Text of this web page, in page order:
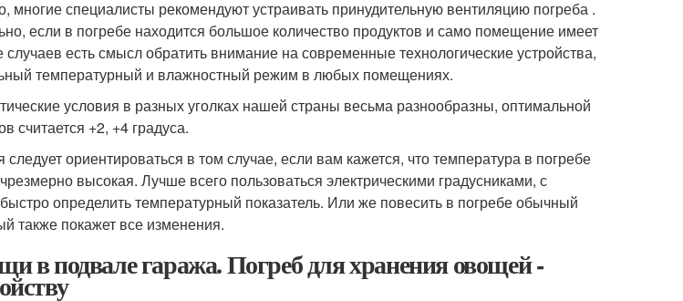
многие специалисты рекомендуют устраивать принудительную вентиляцию погреба .
если в погребе находится большое количество продуктов и само помещение имеет
есть смысл обратить внимание на современные технологические устройства,
температурный и влажностный режим в любых помещениях.
условия в разных уголках нашей страны весьма разнообразны, оптимальной
считается +2, +4 градуса.
ориентироваться в том случае, если вам кажется, что температура в погребе
высокая. Лучше всего пользоваться электрическими градусниками, с
определить температурный показатель. Или же повесить в погребе обычный
также покажет все изменения.
в подвале гаража. Погреб для хранения овощей -